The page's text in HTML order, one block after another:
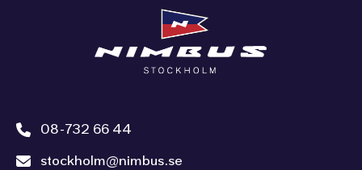
08-732 66 44
stockholm@nimbus.se